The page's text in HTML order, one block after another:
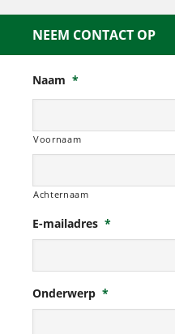
NEEM CONTACT OP
Naam *
Voornaam
Achternaam
E-mailadres *
Onderwerp *